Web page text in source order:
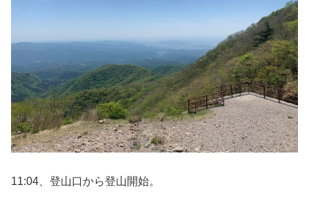
11:04、登山口から登山開始。